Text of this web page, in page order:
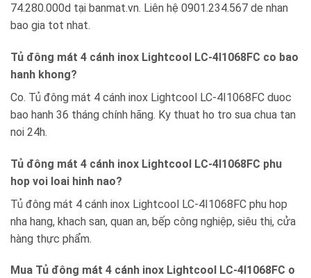
74.280.000d tại banmat.vn. Liên hệ 0901.234.567 de nhan
bao gia tot nhat.
Tủ đông mát 4 cánh inox Lightcool LC-4I1068FC co bao
hanh khong?
Co. Tủ đông mát 4 cánh inox Lightcool LC-4I1068FC duoc
bao hanh 36 tháng chính hãng. Ky thuat ho tro sua chua tan
noi 24h.
Tủ đông mát 4 cánh inox Lightcool LC-4I1068FC phu
hop voi loai hinh nao?
Tủ đông mát 4 cánh inox Lightcool LC-4I1068FC phu hop
nha hang, khach san, quan an, bếp công nghiệp, siêu thị, cửa
hàng thực phẩm.
Mua Tủ đông mát 4 cánh inox Lightcool LC-4I1068FC o